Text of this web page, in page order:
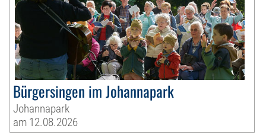
Bürgersingen im Johannapark
Johannapark
am 12.08.2026